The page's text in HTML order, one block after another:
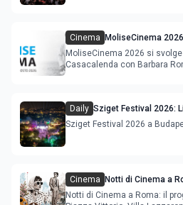
Cinema
MoliseCinema
MoliseCinema 2026 si
Casacalenda con Barbara
Daily Sziget Festival 2026:
Sziget Festival 2026 a
Cinema
Notti di Cinema a
agosto
Notti di Cinema a Roma: il